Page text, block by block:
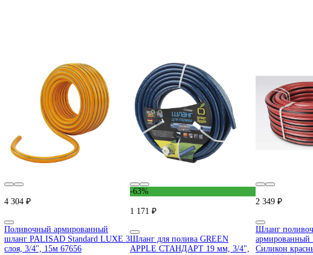
4 304 ₽
Поливочный армированный
шланг PALISAD Standard LUXE 3
слоя, 3/4", 15м 67656
-63%
1 171 ₽
Шланг для полива GREEN
APPLE СТАНДАРТ 19 мм, 3/4",
2 349 ₽
Шланг
Силикон